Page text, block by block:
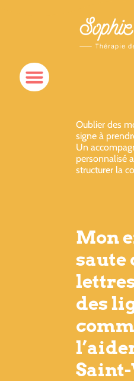
Oublier des
signe à
Un
personnalisé
structurer la
Mon
saute
des